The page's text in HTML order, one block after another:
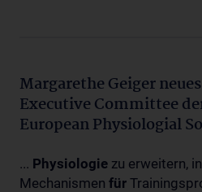
Margarethe Geiger
Executive Committee
European Physiologial
... Physiologie zu erweitern,
Mechanismen für